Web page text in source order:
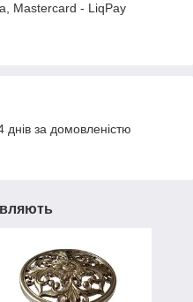
Mastercard - LiqPay
за домовленістю